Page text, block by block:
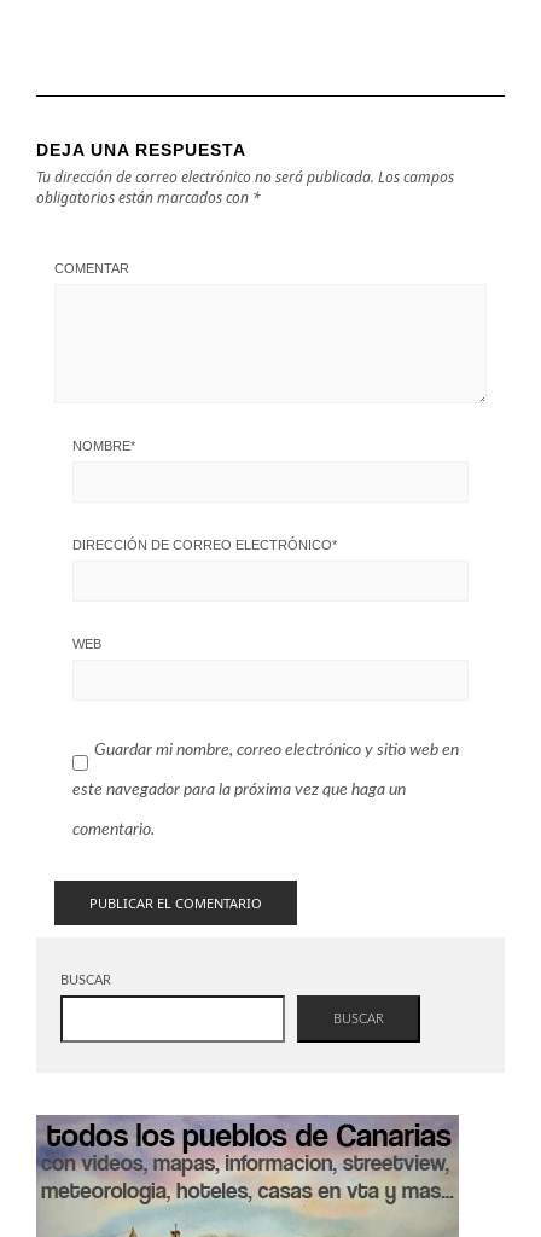
DEJA UNA RESPUESTA
Tu dirección de correo electrónico no será publicada. Los campos
obligatorios están marcados con *
COMENTAR
NOMBRE*
DIRECCIÓN DE CORREO ELECTRÓNICO*
WEB
Guardar mi nombre, correo electrónico y sitio web en
este navegador para la próxima vez que haga un
comentario.
BUSCAR
BUSCAR